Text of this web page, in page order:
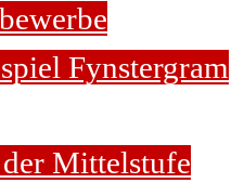
Fynstergram
Mittelstufe